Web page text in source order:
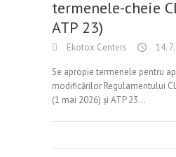
termenele-cheie
ATP 23)
Ekotox Centers 14.
Se apropie termenele pentru
modificărilor Regulamentului
(1 mai 2026) și ATP 23…